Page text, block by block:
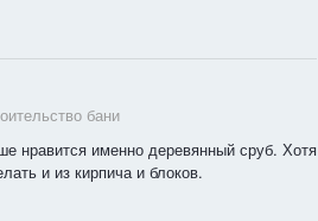
бани
нравится именно деревянный сруб. Хотя
и из кирпича и блоков.